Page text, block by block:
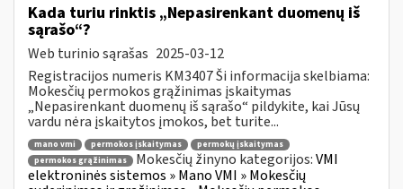
Kada turiu rinktis „Nepasirenkant duomenų iš
sąrašo“?
Web turinio sąrašas 2025-03-12
Registracijos numeris KM3407 Ši informacija skelbiama:
Mokesčių permokos grąžinimas įskaitymas
„Nepasirenkant duomenų iš sąrašo“ pildykite, kai Jūsų
vardu nėra įskaitytos įmokos, bet turite...
mano vmi permokos įskaitymas
permokų įskaitymas
permokos grąžinimas
Mokesčių žinyno kategorijos:VMI
elektroninės sistemos » Mano VMI » Mokesčių